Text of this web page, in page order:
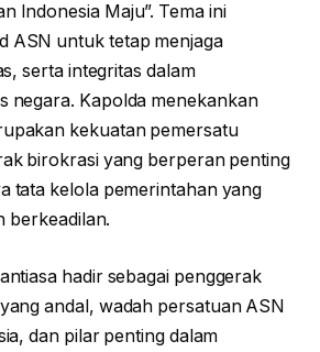
Indonesia Maju”. Tema ini
ASN untuk tetap menjaga
serta integritas dalam
negara. Kapolda menekankan
kekuatan pemersatu
birokrasi yang berperan penting
tata kelola pemerintahan yang
berkeadilan.
hadir sebagai penggerak
andal, wadah persatuan ASN
dan pilar penting dalam